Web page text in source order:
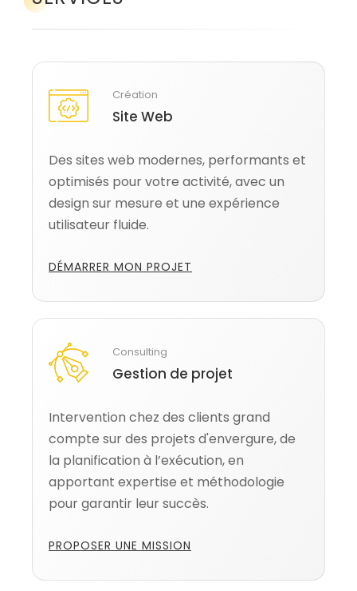
Création
Site Web
Des sites web modernes, performants et
optimisés pour votre activité, avec un
design sur mesure et une expérience
utilisateur fluide.
DÉMARRER MON PROJET
Consulting
Gestion de projet
Intervention chez des clients grand
compte sur des projets d'envergure, de
la planification à l’exécution, en
apportant expertise et méthodologie
pour garantir leur succès.
PROPOSER UNE MISSION